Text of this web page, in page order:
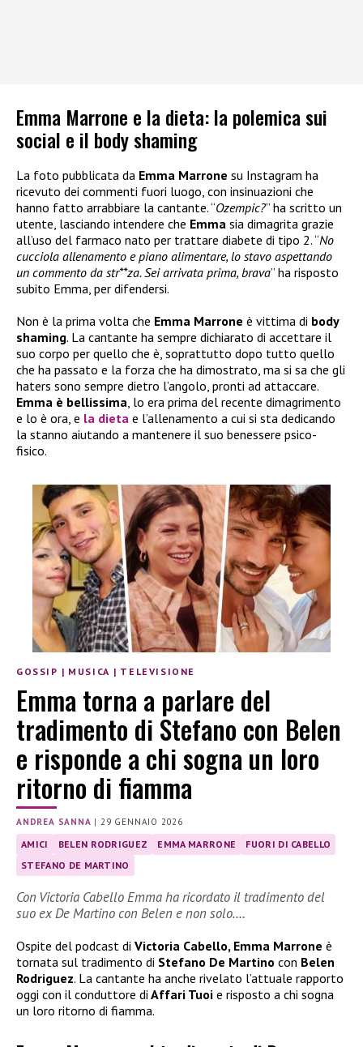
Emma Marrone e la dieta: la polemica sui
social e il body shaming
La foto pubblicata da Emma Marrone su Instagram ha
ricevuto dei commenti fuori luogo, con insinuazioni che
hanno fatto arrabbiare la cantante. “Ozempic?” ha scritto un
utente, lasciando intendere che Emma sia dimagrita grazie
all’uso del farmaco nato per trattare diabete di tipo 2. “No
cucciola allenamento e piano alimentare, lo stavo aspettando
un commento da str**za. Sei arrivata prima, brava” ha risposto
subito Emma, per difendersi.
Non è la prima volta che Emma Marrone è vittima di body
shaming. La cantante ha sempre dichiarato di accettare il
suo corpo per quello che è, soprattutto dopo tutto quello
che ha passato e la forza che ha dimostrato, ma si sa che gli
haters sono sempre dietro l’angolo, pronti ad attaccare.
Emma è bellissima, lo era prima del recente dimagrimento
e lo è ora, e la dieta e l’allenamento a cui si sta dedicando
la stanno aiutando a mantenere il suo benessere psico-
fisico.
GOSSIP | MUSICA | TELEVISIONE
Emma torna a parlare del
tradimento di Stefano con Belen
e risponde a chi sogna un loro
ritorno di fiamma
ANDREA SANNA | 29 GENNAIO 2026
AMICI BELEN RODRIGUEZ EMMA MARRONE
FUORI DI CABELLO
STEFANO DE MARTINO
Con Victoria Cabello Emma ha ricordato il tradimento del
suo ex De Martino con Belen e non solo….
Ospite del podcast di Victoria Cabello, Emma Marrone è
tornata sul tradimento di Stefano De Martino con Belen
Rodriguez. La cantante ha anche rivelato l’attuale rapporto
oggi con il conduttore di Affari Tuoi e risposto a chi sogna
un loro ritorno di fiamma.